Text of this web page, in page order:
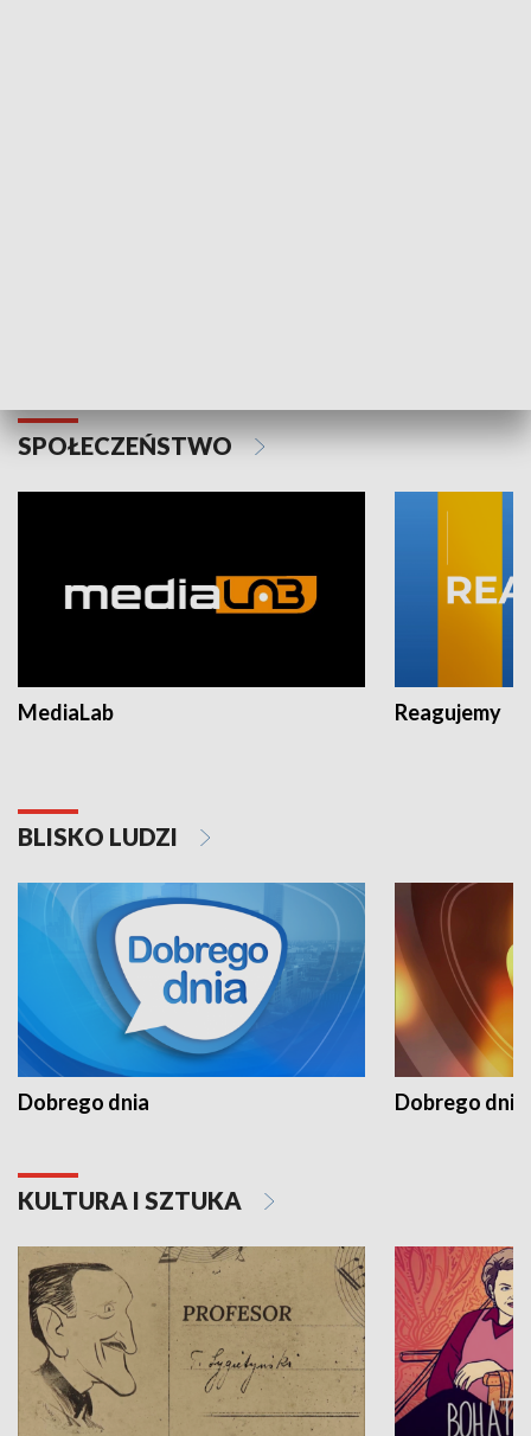
SPOŁECZEŃSTWO
MediaLab Reagujemy
BLISKO LUDZI
Dobrego dnia Dobrego dnia
KULTURA I SZTUKA